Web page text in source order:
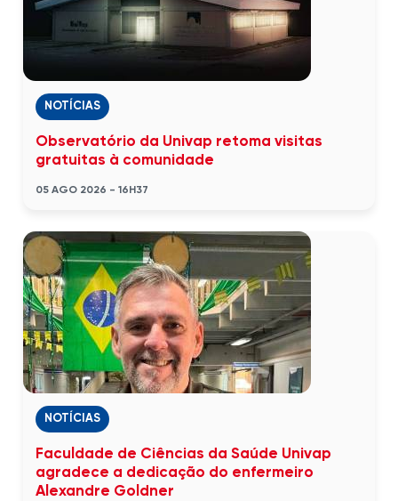
NOTÍCIAS
Observatório da Univap retoma visitas
gratuitas à comunidade
05 AGO 2026 - 16H37
NOTÍCIAS
Faculdade de Ciências da Saúde Univap
agradece a dedicação do enfermeiro
Alexandre Goldner